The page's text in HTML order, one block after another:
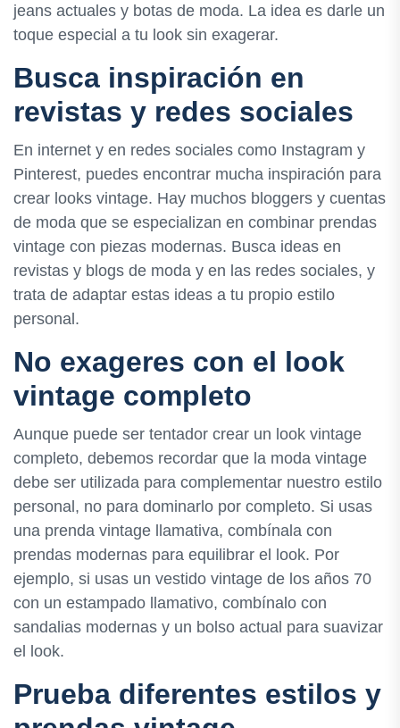
jeans actuales y botas de moda. La idea es darle un
toque especial a tu look sin exagerar.
Busca inspiración en
revistas y redes sociales
En internet y en redes sociales como Instagram y
Pinterest, puedes encontrar mucha inspiración para
crear looks vintage. Hay muchos bloggers y cuentas
de moda que se especializan en combinar prendas
vintage con piezas modernas. Busca ideas en
revistas y blogs de moda y en las redes sociales, y
trata de adaptar estas ideas a tu propio estilo
personal.
No exageres con el look
vintage completo
Aunque puede ser tentador crear un look vintage
completo, debemos recordar que la moda vintage
debe ser utilizada para complementar nuestro estilo
personal, no para dominarlo por completo. Si usas
una prenda vintage llamativa, combínala con
prendas modernas para equilibrar el look. Por
ejemplo, si usas un vestido vintage de los años 70
con un estampado llamativo, combínalo con
sandalias modernas y un bolso actual para suavizar
el look.
Prueba diferentes estilos y